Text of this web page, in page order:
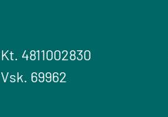
Kt. 4811002830
Vsk. 69962